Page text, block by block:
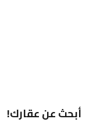
أبحث عن عقارك!